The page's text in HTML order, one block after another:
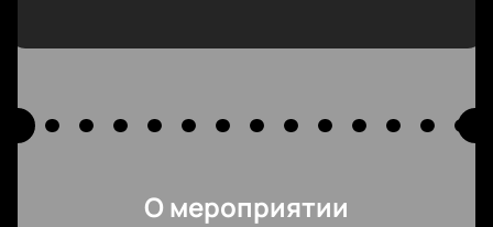
О мероприятии